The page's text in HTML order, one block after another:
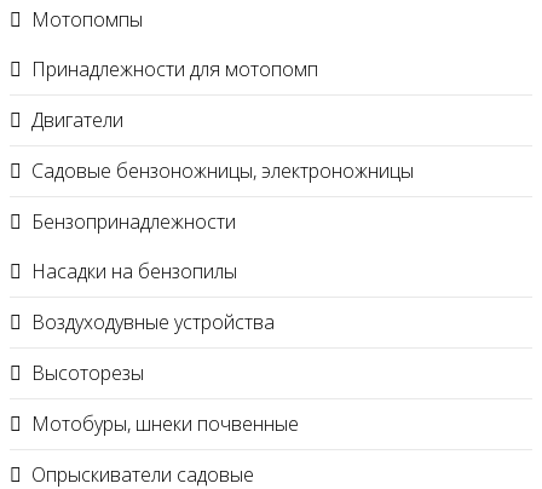
Мотопомпы
Принадлежности для мотопомп
Двигатели
Садовые бензоножницы, электроножницы
Бензопринадлежности
Насадки на бензопилы
Воздуходувные устройства
Высоторезы
Мотобуры, шнеки почвенные
Опрыскиватели садовые